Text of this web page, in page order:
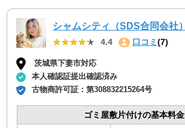
シャムシティ（SDS合同会社）
★★★★★
★★★★★ 4.4 口コミ (7)
茨城県下妻市対応
本人確認証提出確認済み
古物商許可証：第308832215264号
ゴミ屋敷片付けの基本料金